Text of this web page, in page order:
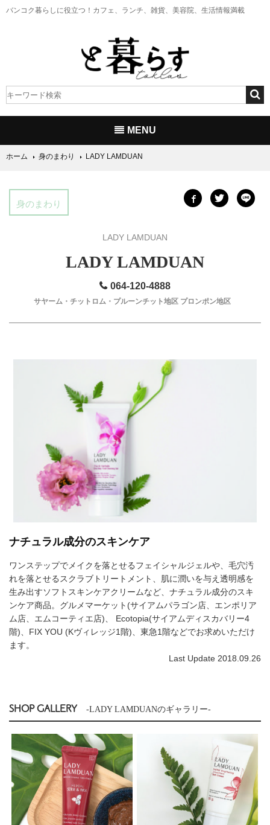
バンコク暮らしに役立つ！ カフェ、ランチ、雑貨、美容院、生活情報満載
MENU
ホーム 身のまわり LADY LAMDUAN
身のまわり
LADY LAMDUAN
LADY LAMDUAN
064-120-4888
サヤーム・チットロム・プルーンチット地区 プロンポン地区
ナチュラル成分のスキンケア
ワンステップでメイクを落とせるフェイシャルジェルや、毛穴汚
れを落とせるスクラブトリートメント、肌に潤いを与え透明感を
生み出すソフトスキンケアクリームなど、ナチュラル成分のスキ
ンケア商品。グルメマーケット(サイアムパラゴン店、エンポリア
ム店、エムコーティエ店)、 Ecotopia(サイアムディスカバリー4
階)、FIX YOU (Kヴィレッジ1階)、東急1階などでお求めいただけ
ます。
Last Update 2018.09.26
SHOP GALLERY -LADY LAMDUANのギャラリー-